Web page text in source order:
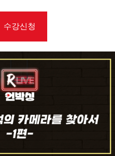
수강신청